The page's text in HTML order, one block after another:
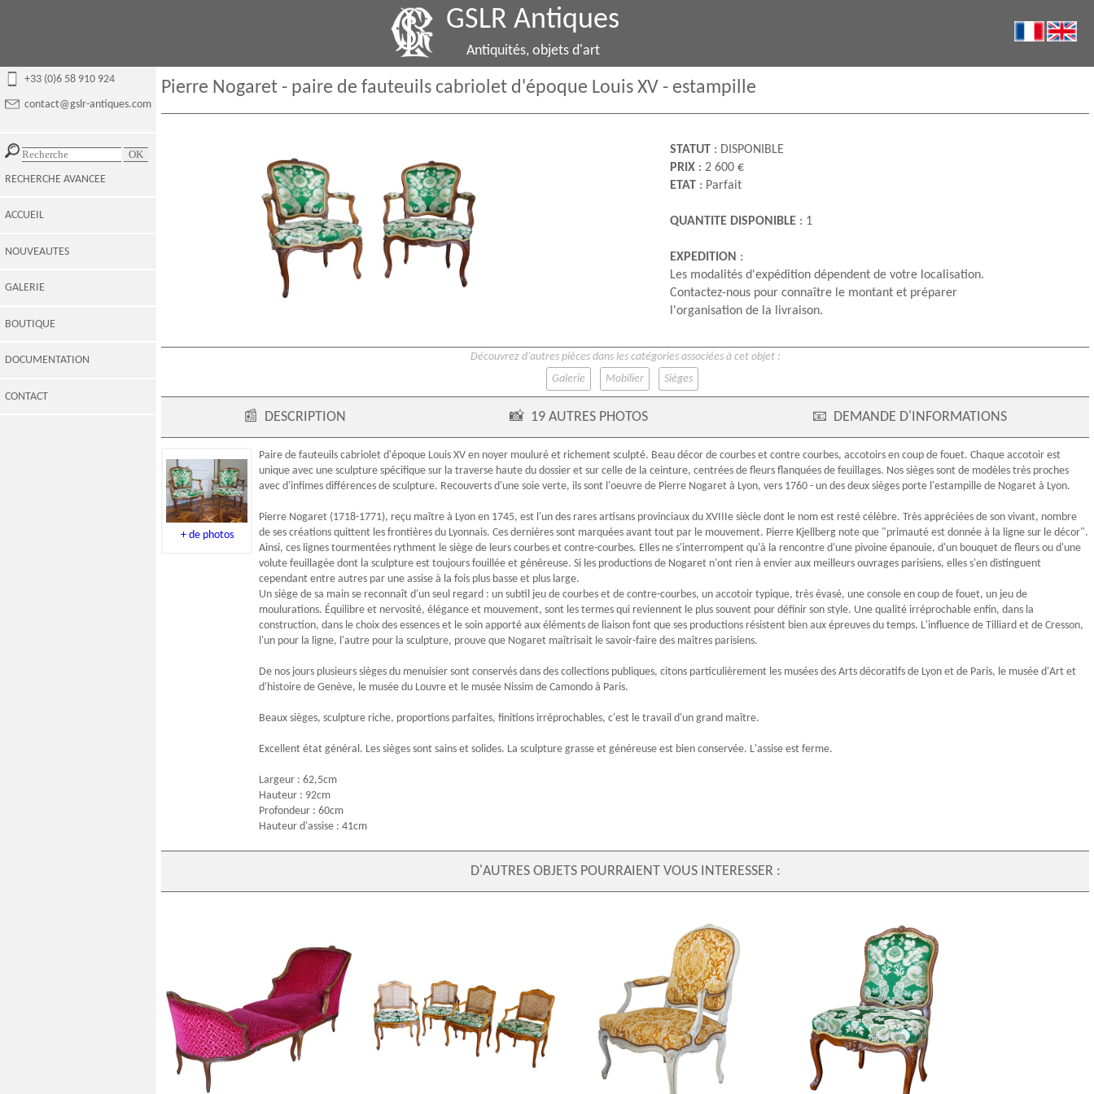
GSLR Antiques
Antiquités, objets d'art
+33 (0)6 58 910 924
contact@gslr-antiques.com
RECHERCHE AVANCEE
ACCUEIL
NOUVEAUTES
GALERIE
BOUTIQUE
DOCUMENTATION
CONTACT
Pierre Nogaret - paire de fauteuils cabriolet d'époque Louis XV - estampille
STATUT : DISPONIBLE
PRIX : 2 600 €
ETAT : Parfait
QUANTITE DISPONIBLE : 1
EXPEDITION :
Les modalités d'expédition dépendent de votre localisation.
Contactez-nous pour connaître le montant et préparer
l'organisation de la livraison.
Découvrez d’autres pièces dans les catégories associées à cet objet :
Galerie
Mobilier Sièges
📰 DESCRIPTION 📸 19 AUTRES PHOTOS 📧 DEMANDE D'INFORMATIONS
+ de photos
Paire de fauteuils cabriolet d'époque Louis XV en noyer mouluré et richement sculpté. Beau décor de courbes et contre courbes, accotoirs en coup de fouet. Chaque accotoir est
unique avec une sculpture spécifique sur la traverse haute du dossier et sur celle de la ceinture, centrées de fleurs flanquées de feuillages. Nos sièges sont de modèles très proches
avec d'infimes différences de sculpture. Recouverts d'une soie verte, ils sont l'oeuvre de Pierre Nogaret à Lyon, vers 1760 - un des deux sièges porte l'estampille de Nogaret à Lyon.
Pierre Nogaret (1718-1771), reçu maître à Lyon en 1745, est l'un des rares artisans provinciaux du XVIIIe siècle dont le nom est resté célèbre. Très appréciées de son vivant, nombre
de ses créations quittent les frontières du Lyonnais. Ces dernières sont marquées avant tout par le mouvement. Pierre Kjellberg note que "primauté est donnée à la ligne sur le décor".
Ainsi, ces lignes tourmentées rythment le siège de leurs courbes et contre-courbes. Elles ne s'interrompent qu'à la rencontre d'une pivoine épanouie, d'un bouquet de fleurs ou d'une
volute feuillagée dont la sculpture est toujours fouillée et généreuse. Si les productions de Nogaret n'ont rien à envier aux meilleurs ouvrages parisiens, elles s'en distinguent
cependant entre autres par une assise à la fois plus basse et plus large.
Un siège de sa main se reconnaît d'un seul regard : un subtil jeu de courbes et de contre-courbes, un accotoir typique, très évasé, une console en coup de fouet, un jeu de
moulurations. Équilibre et nervosité, élégance et mouvement, sont les termes qui reviennent le plus souvent pour définir son style. Une qualité irréprochable enfin, dans la
construction, dans le choix des essences et le soin apporté aux éléments de liaison font que ses productions résistent bien aux épreuves du temps. L'influence de Tilliard et de Cresson,
l'un pour la ligne, l'autre pour la sculpture, prouve que Nogaret maîtrisait le savoir-faire des maîtres parisiens.
De nos jours plusieurs sièges du menuisier sont conservés dans des collections publiques, citons particulièrement les musées des Arts décoratifs de Lyon et de Paris, le musée d'Art et
d'histoire de Genève, le musée du Louvre et le musée Nissim de Camondo à Paris.
Beaux sièges, sculpture riche, proportions parfaites, finitions irréprochables, c'est le travail d'un grand maître.
Excellent état général. Les sièges sont sains et solides. La sculpture grasse et généreuse est bien conservée. L'assise est ferme.
Largeur : 62,5cm
Hauteur : 92cm
Profondeur : 60cm
Hauteur d'assise : 41cm
D'AUTRES OBJETS POURRAIENT VOUS INTERESSER :
Duchesse brisée - chaise longue
d'époque Louis XV en velours frappé,
Manufacture Bonvallet
Mobilier de salon - 4 fauteuils cannés
d'époque Régence Louis XV - époque
XVIIIe siècle
Fauteuil à la Reine d'époque Louis XV en
bois laqué, velours frappé
Etienne Meunier : chaise de salon
d'époque Louis XV richement sculptée -
estampillée